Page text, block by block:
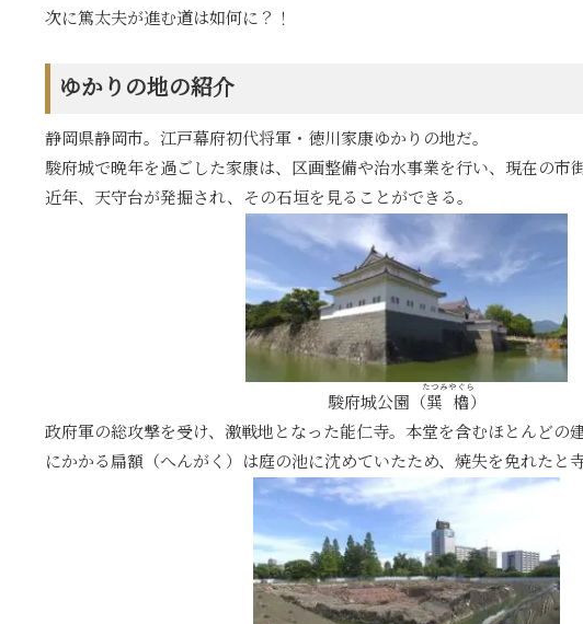
次に篤太夫が進む道は如何に？！
ゆかりの地の紹介
静岡県静岡市。江戸幕府初代将軍・徳川家康ゆかりの地だ。
駿府城で晩年を過ごした家康は、区画整備や治水事業を行い、現在の市
近年、天守台が発掘され、その石垣を見ることができる。
駿府城公園（巽櫓
たつみやぐら
）
政府軍の総攻撃を受け、激戦地となった能仁寺。本堂を含むほとんどの
にかかる扁額（へんがく）は庭の池に沈めていたため、焼失を免れたと